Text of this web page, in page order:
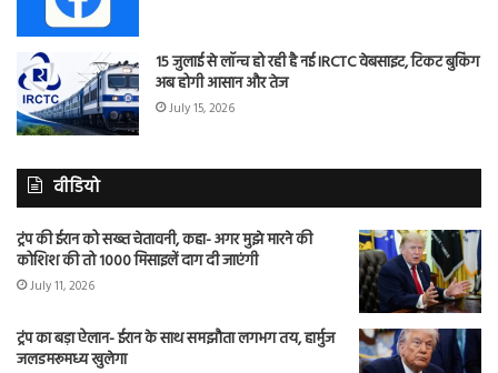
15 जुलाई से लॉन्च हो रही है नई IRCTC वेबसाइट, टिकट बुकिंग
अब होगी आसान और तेज
July 15, 2026
वीडियो
ट्रंप की ईरान को सख्त चेतावनी, कहा- अगर मुझे मारने की
कोशिश की तो 1000 मिसाइलें दाग दी जाएंगी
July 11, 2026
ट्रंप का बड़ा ऐलान- ईरान के साथ समझौता लगभग तय, हार्मुज
जलडमरूमध्य खुलेगा